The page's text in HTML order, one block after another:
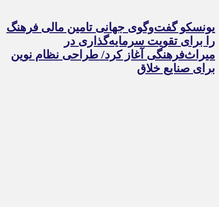
یونسکو گفت‌وگوی جهانی تامین مالی فرهنگ
را برای تقویت سرمایه‌گذاری در
میراث‌فرهنگی آغاز کرد/ طراحی نظام نوین
برای صنایع خلاق